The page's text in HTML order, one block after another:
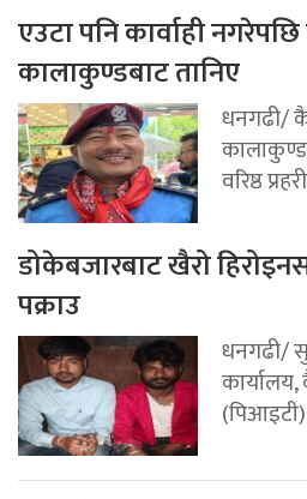
एउटा पनि कार्वाही
कालाकुण्डबाट तानिए
धनगढी/
वरिष्ठ
डोकेबजारबाट खैरो
पक्राउ
धनगढी/
(पिआइटी)